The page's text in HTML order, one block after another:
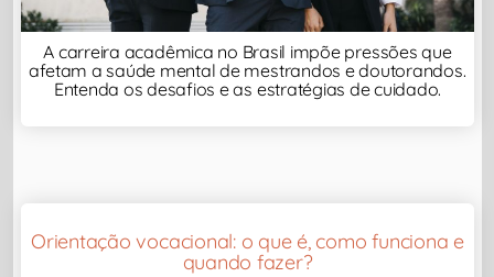
A carreira acadêmica no Brasil impõe pressões que
afetam a saúde mental de mestrandos e doutorandos.
Entenda os desafios e as estratégias de cuidado.
Orientação vocacional: o que é, como funciona e
quando fazer?